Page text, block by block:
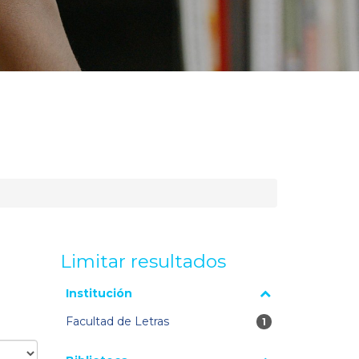
Limitar resultados
La página se volverá a cargar cuando se seleccione o
Institución
Facultad de Letras
1 resultados
1